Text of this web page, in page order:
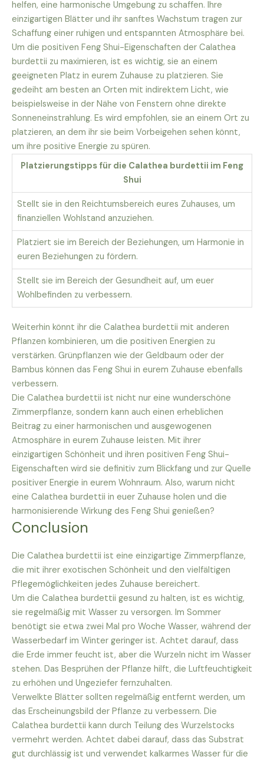
helfen, eine harmonische Umgebung zu schaffen. Ihre
einzigartigen Blätter und ihr sanftes Wachstum tragen zur
Schaffung einer ruhigen und entspannten Atmosphäre bei.
Um die positiven Feng Shui-Eigenschaften der Calathea
burdettii zu maximieren, ist es wichtig, sie an einem
geeigneten Platz in eurem Zuhause zu platzieren. Sie
gedeiht am besten an Orten mit indirektem Licht, wie
beispielsweise in der Nähe von Fenstern ohne direkte
Sonneneinstrahlung. Es wird empfohlen, sie an einem Ort zu
platzieren, an dem ihr sie beim Vorbeigehen sehen könnt,
um ihre positive Energie zu spüren.
Platzierungstipps für die Calathea burdettii im Feng
Shui
Stellt sie in den Reichtumsbereich eures Zuhauses, um
finanziellen Wohlstand anzuziehen.
Platziert sie im Bereich der Beziehungen, um Harmonie in
euren Beziehungen zu fördern.
Stellt sie im Bereich der Gesundheit auf, um euer
Wohlbefinden zu verbessern.
Weiterhin könnt ihr die Calathea burdettii mit anderen
Pflanzen kombinieren, um die positiven Energien zu
verstärken. Grünpflanzen wie der Geldbaum oder der
Bambus können das Feng Shui in eurem Zuhause ebenfalls
verbessern.
Die Calathea burdettii ist nicht nur eine wunderschöne
Zimmerpflanze, sondern kann auch einen erheblichen
Beitrag zu einer harmonischen und ausgewogenen
Atmosphäre in eurem Zuhause leisten. Mit ihrer
einzigartigen Schönheit und ihren positiven Feng Shui-
Eigenschaften wird sie definitiv zum Blickfang und zur Quelle
positiver Energie in eurem Wohnraum. Also, warum nicht
eine Calathea burdettii in euer Zuhause holen und die
harmonisierende Wirkung des Feng Shui genießen?
Conclusion
Die Calathea burdettii ist eine einzigartige Zimmerpflanze,
die mit ihrer exotischen Schönheit und den vielfältigen
Pflegemöglichkeiten jedes Zuhause bereichert.
Um die Calathea burdettii gesund zu halten, ist es wichtig,
sie regelmäßig mit Wasser zu versorgen. Im Sommer
benötigt sie etwa zwei Mal pro Woche Wasser, während der
Wasserbedarf im Winter geringer ist. Achtet darauf, dass
die Erde immer feucht ist, aber die Wurzeln nicht im Wasser
stehen. Das Besprühen der Pflanze hilft, die Luftfeuchtigkeit
zu erhöhen und Ungeziefer fernzuhalten.
Verwelkte Blätter sollten regelmäßig entfernt werden, um
das Erscheinungsbild der Pflanze zu verbessern. Die
Calathea burdettii kann durch Teilung des Wurzelstocks
vermehrt werden. Achtet dabei darauf, dass das Substrat
gut durchlässig ist und verwendet kalkarmes Wasser für die